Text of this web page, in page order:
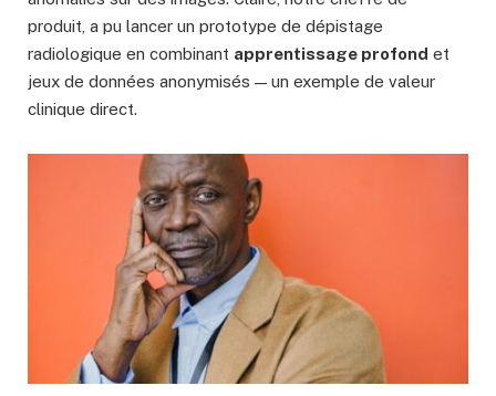
produit, a pu lancer un prototype de dépistage
radiologique en combinant apprentissage profond et
jeux de données anonymisés — un exemple de valeur
clinique direct.